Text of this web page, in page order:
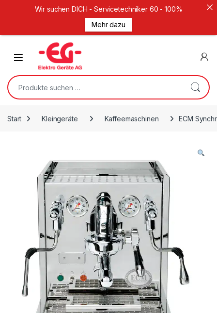
Open
Suche nach:
Start Kleingeräte Kaffeemaschinen ECM
Wir suchen DICH - Servicetechniker 60 - 100%
Mehr dazu